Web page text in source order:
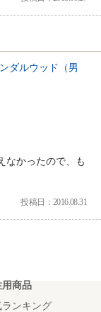
ダルウッド（男
なかったので、も
投稿日：2016.08.31
用商品
ランキング